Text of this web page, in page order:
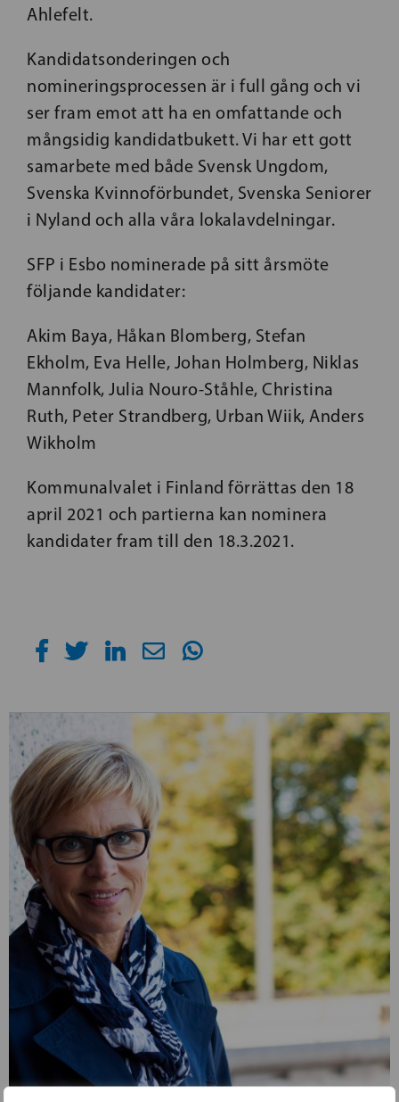
Ahlefelt.
Kandidatsonderingen och
nomineringsprocessen är i full gång och vi
ser fram emot att ha en omfattande och
mångsidig kandidatbukett. Vi har ett gott
samarbete med både Svensk Ungdom,
Svenska Kvinnoförbundet, Svenska Seniorer
i Nyland och alla våra lokalavdelningar.
SFP i Esbo nominerade på sitt årsmöte
följande kandidater:
Akim Baya, Håkan Blomberg, Stefan
Ekholm, Eva Helle, Johan Holmberg, Niklas
Mannfolk, Julia Nouro-Ståhle, Christina
Ruth, Peter Strandberg, Urban Wiik, Anders
Wikholm
Kommunalvalet i Finland förrättas den 18
april 2021 och partierna kan nominera
kandidater fram till den 18.3.2021.